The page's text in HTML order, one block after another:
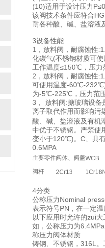
(10)适用于设计压力
该阀技术条件应符合
耐各种酸、碱、盐溶液
3设备性能
1，放料阀，耐腐蚀性
化碳气(不锈钢材质可
工作温度≤150℃，压力
2，放料阀，耐腐蚀性
可使用温度-60℃-232℃)
为-5℃-225℃，压力范
3， 放料阀:搪玻璃设备
离子取代作用而影响污
酸、碱、盐溶液及有机
中优于不锈钢。严禁
变小于120℃)。C、具
0.6MPA
主要零件阀体、阀盖WCB
阀杆
2Cr13
4分类
公称压力Nominal
表示符号PN，在一定
以下应用时允许的zui
如，公称压力为
称压力阀体材质
铸钢、不锈钢，316L